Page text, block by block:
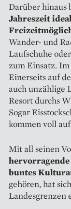
Darüber hinaus
Jahreszeit
Wander- und
Laufschuhe
zum Einsatz.
Einerseits auf
auch unzählige
Resort durchs
Sogar
kommen voll
Mit all seinen
buntes
gehören, hat
Landesgrenzen